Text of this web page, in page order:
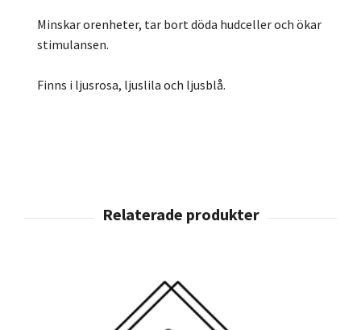
Minskar orenheter, tar bort döda hudceller och ökar
stimulansen.
Finns i ljusrosa, ljuslila och ljusblå.